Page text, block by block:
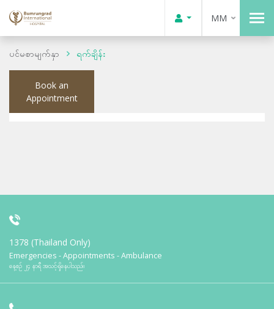
MM
ပင်မစာမျက်နှာ ရက်ချိန်း
Book an
Appointment
1378 (Thailand Only)
Emergencies - Appointments - Ambulance
နေ့စဉ် ၂၄ နာရီ အသင့်ရှိနေပါသည်။